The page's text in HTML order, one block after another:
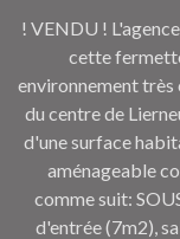
! VENDU !
cette
environnement très
du centre de
d'une surface
aménageable
comme suit:
d'entrée (7m2),